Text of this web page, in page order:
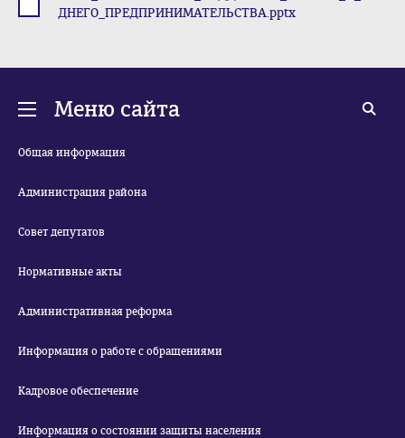
ДНЕГО_ПРЕДПРИНИМАТЕЛЬСТВА.pptx
Меню сайта
Общая информация
Администрация района
Совет депутатов
Нормативные акты
Административная реформа
Информация о работе с обращениями
Кадровое обеспечение
Информация о состоянии защиты населения